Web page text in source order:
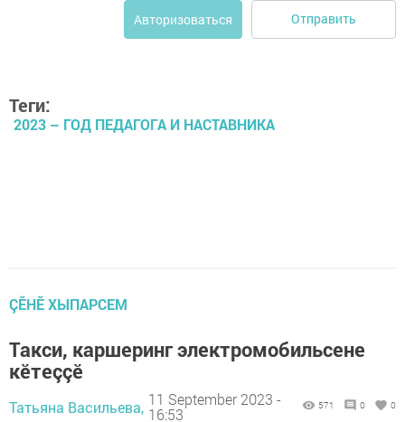
Авторизоваться Отправить
Теги:
2023 – ГОД ПЕДАГОГА И НАСТАВНИКА
ÇӖНӖ ХЫПАРСЕМ
Такси, каршеринг электромобильсене
кӗтеççӗ
Татьяна Васильева, 11 September 2023 -
16:53
571 0 0